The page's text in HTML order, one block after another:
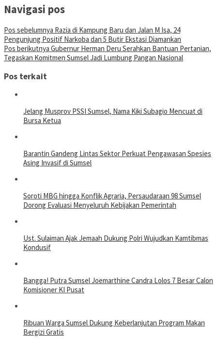
Navigasi pos
Pos sebelumnya Razia di Kampung Baru dan Jalan M Isa, 24
Pengunjung Positif Narkoba dan 5 Butir Ekstasi Diamankan
Pos berikutnya Gubernur Herman Deru Serahkan Bantuan Pertanian,
Tegaskan Komitmen Sumsel Jadi Lumbung Pangan Nasional
Pos terkait
Jelang Musprov PSSI Sumsel, Nama Kiki Subagio Mencuat di
Bursa Ketua
Barantin Gandeng Lintas Sektor Perkuat Pengawasan Spesies
Asing Invasif di Sumsel
Soroti MBG hingga Konflik Agraria, Persaudaraan 98 Sumsel
Dorong Evaluasi Menyeluruh Kebijakan Pemerintah
Ust. Sulaiman Ajak Jemaah Dukung Polri Wujudkan Kamtibmas
Kondusif
Bangga! Putra Sumsel Joemarthine Candra Lolos 7 Besar Calon
Komisioner KI Pusat
Ribuan Warga Sumsel Dukung Keberlanjutan Program Makan
Bergizi Gratis